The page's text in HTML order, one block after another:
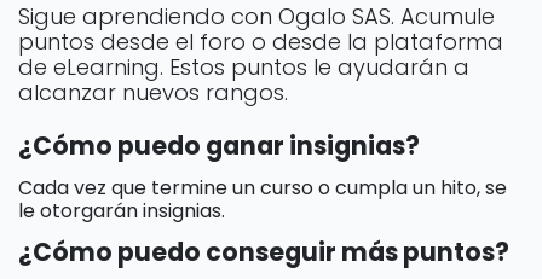
Sigue aprendiendo con Ogalo SAS. Acumule
puntos desde el foro o desde la plataforma
de eLearning. Estos puntos le ayudarán a
alcanzar nuevos rangos.
¿Cómo puedo ganar insignias?
Cada vez que termine un curso o cumpla un hito, se
le otorgarán insignias.
¿Cómo puedo conseguir más puntos?